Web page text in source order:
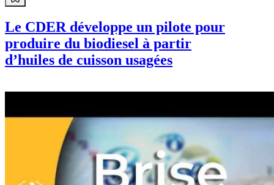
Le CDER développe un pilote pour
produire du biodiesel à partir
d’huiles de cuisson usagées